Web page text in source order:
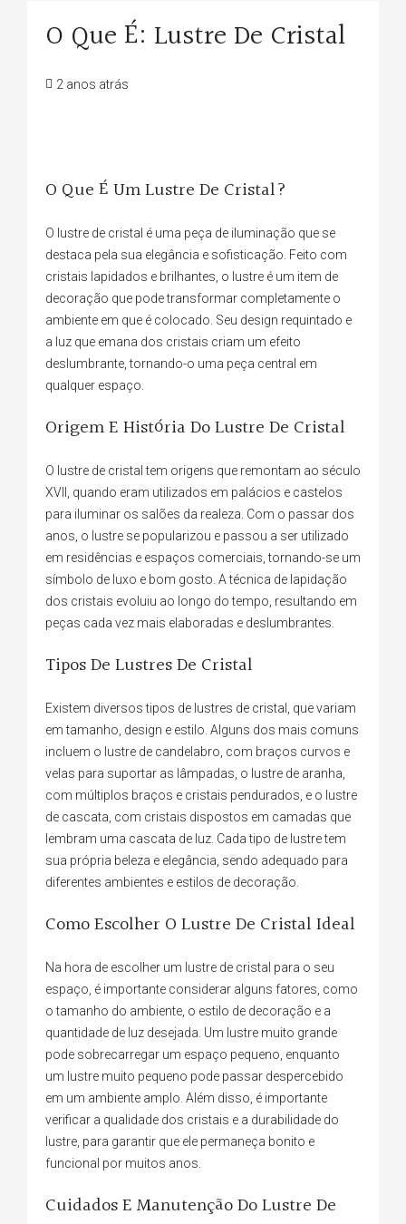
O Que É: Lustre De Cristal
2 anos atrás
O Que É Um Lustre De Cristal?
O lustre de cristal é uma peça de iluminação que se
destaca pela sua elegância e sofisticação. Feito com
cristais lapidados e brilhantes, o lustre é um item de
decoração que pode transformar completamente o
ambiente em que é colocado. Seu design requintado e
a luz que emana dos cristais criam um efeito
deslumbrante, tornando-o uma peça central em
qualquer espaço.
Origem E História Do Lustre De Cristal
O lustre de cristal tem origens que remontam ao século
XVII, quando eram utilizados em palácios e castelos
para iluminar os salões da realeza. Com o passar dos
anos, o lustre se popularizou e passou a ser utilizado
em residências e espaços comerciais, tornando-se um
símbolo de luxo e bom gosto. A técnica de lapidação
dos cristais evoluiu ao longo do tempo, resultando em
peças cada vez mais elaboradas e deslumbrantes.
Tipos De Lustres De Cristal
Existem diversos tipos de lustres de cristal, que variam
em tamanho, design e estilo. Alguns dos mais comuns
incluem o lustre de candelabro, com braços curvos e
velas para suportar as lâmpadas, o lustre de aranha,
com múltiplos braços e cristais pendurados, e o lustre
de cascata, com cristais dispostos em camadas que
lembram uma cascata de luz. Cada tipo de lustre tem
sua própria beleza e elegância, sendo adequado para
diferentes ambientes e estilos de decoração.
Como Escolher O Lustre De Cristal Ideal
Na hora de escolher um lustre de cristal para o seu
espaço, é importante considerar alguns fatores, como
o tamanho do ambiente, o estilo de decoração e a
quantidade de luz desejada. Um lustre muito grande
pode sobrecarregar um espaço pequeno, enquanto
um lustre muito pequeno pode passar despercebido
em um ambiente amplo. Além disso, é importante
verificar a qualidade dos cristais e a durabilidade do
lustre, para garantir que ele permaneça bonito e
funcional por muitos anos.
Cuidados E Manutenção Do Lustre De